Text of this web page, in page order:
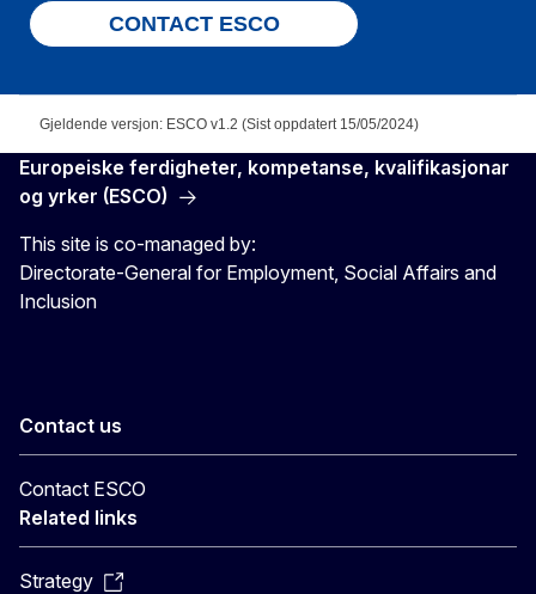
CONTACT ESCO
Gjeldende versjon: ESCO v1.2 (Sist oppdatert 15/05/2024)
Europeiske ferdigheter, kompetanse, kvalifikasjonar
og yrker (ESCO)
This site is co-managed by:
Directorate-General for Employment, Social Affairs and
Inclusion
Contact us
Contact ESCO
Related links
Strategy